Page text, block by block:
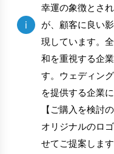
i
幸運の象徴とさ
が、顧客に良い
現しています。
和を重視する企
す。ウェディン
を提供する企業に
【ご購入を検討
オリジナルのロ
せてご提案しま